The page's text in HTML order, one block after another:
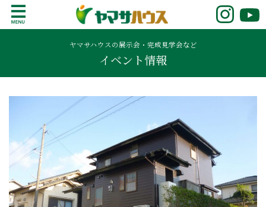
o
鹿児島で注文住宅ならヤマサハウス
新築の注文住宅や建売モデルハウスをお探し
の方はこちら。鹿児島県内で11年連続ナンバ
ーワンの実績を誇る、絆の家でおなじみの
ヤマサハウス。展示場情報や家づくりのこだ
ヤマサハウスの展示会・完成見学会など
イベント情報